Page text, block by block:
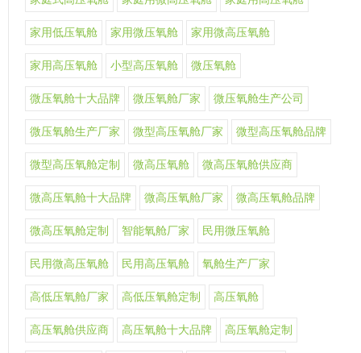
家用低压氧舱 家用微压氧舱 家用微高压氧舱
家用高压氧舱 小型高压氧舱 微压氧舱
微压氧舱十大品牌 微压氧舱厂家 微压氧舱生产公司
微压氧舱生产厂家 微型高压氧舱厂家 微型高压氧舱品牌
微型高压氧舱定制 微高压氧舱 微高压氧舱供应商
微高压氧舱十大品牌 微高压氧舱厂家 微高压氧舱品牌
微高压氧舱定制 智能氧舱厂家 民用微压氧舱
民用微高压氧舱 民用高压氧舱 氧舱生产厂家
高低压氧舱厂家 高低压氧舱定制 高压氧舱
高压氧舱供应商 高压氧舱十大品牌 高压氧舱定制